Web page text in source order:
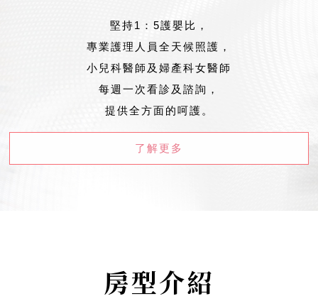
堅持1：5護嬰比，
專業護理人員全天候照護，
小兒科醫師及婦產科女醫師
每週一次看診及諮詢，
提供全方面的呵護。
了解更多
房型介紹